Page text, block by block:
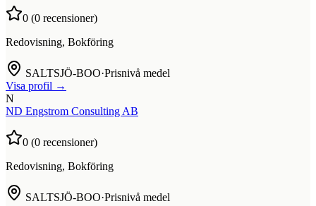
0 (0 recensioner)
Redovisning, Bokföring
SALTSJÖ-BOO·Prisnivå medel
Visa profil →
N
ND Engstrom Consulting AB
0 (0 recensioner)
Redovisning, Bokföring
SALTSJÖ-BOO·Prisnivå medel